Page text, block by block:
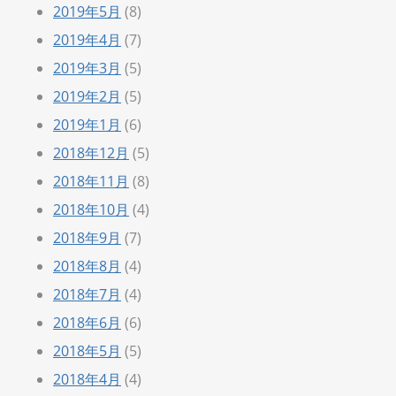
2019年5月 (8)
2019年4月 (7)
2019年3月 (5)
2019年2月 (5)
2019年1月 (6)
2018年12月 (5)
2018年11月 (8)
2018年10月 (4)
2018年9月 (7)
2018年8月 (4)
2018年7月 (4)
2018年6月 (6)
2018年5月 (5)
2018年4月 (4)